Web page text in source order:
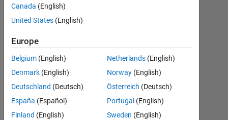
?Can both
be used to
find the
correlation
coefficient
between
two color
images?
Canada (English)
United States (English)
Europe
Belgium (English)
Denmark (English)
Deutschland (Deutsch)
España (Español)
Finland (English)
Netherlands (English)
Norway (English)
Österreich (Deutsch)
Portugal (English)
Sweden (English)